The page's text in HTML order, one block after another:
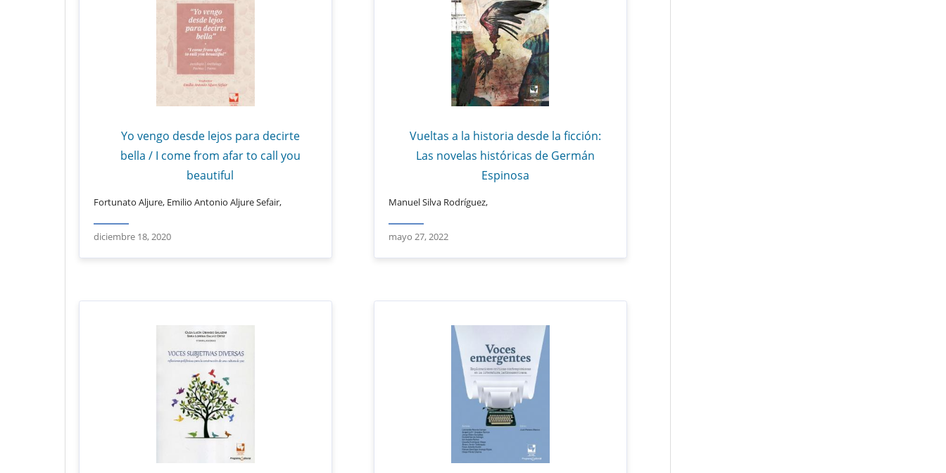
Yo vengo desde lejos para decirte
bella / I come from afar to call you
beautiful
Fortunato Aljure, Emilio Antonio Aljure Sefair,
diciembre 18, 2020
Vueltas a la historia desde la ficción:
Las novelas históricas de Germán
Espinosa
Manuel Silva Rodríguez,
mayo 27, 2022